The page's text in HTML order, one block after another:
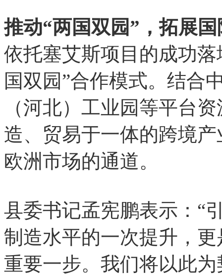
推动“两国双园”，拓展
依托塞艾斯项目的成功
国双园”合作模式。结合
（河北）工业园等平台
造、贸易于一体的跨境
欧洲市场的通道。
县委书记孟宪鹏表示：“
制造水平的一次提升，
重要一步。我们将以此